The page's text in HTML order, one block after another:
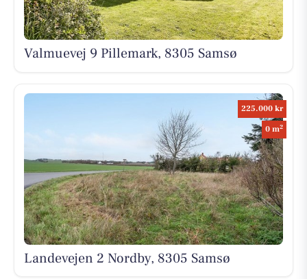
Valmuevej 9 Pillemark, 8305 Samsø
225.000 kr
0 m2
Landevejen 2 Nordby, 8305 Samsø